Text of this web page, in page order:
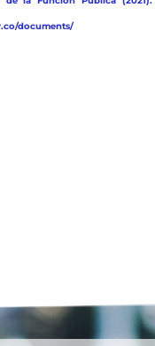
documents/